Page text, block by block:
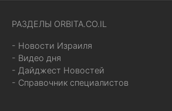
РАЗДЕЛЫ ORBITA.CO.IL
- Новости Израиля
- Видео дня
- Дайджест Новостей
- Справочник специалистов